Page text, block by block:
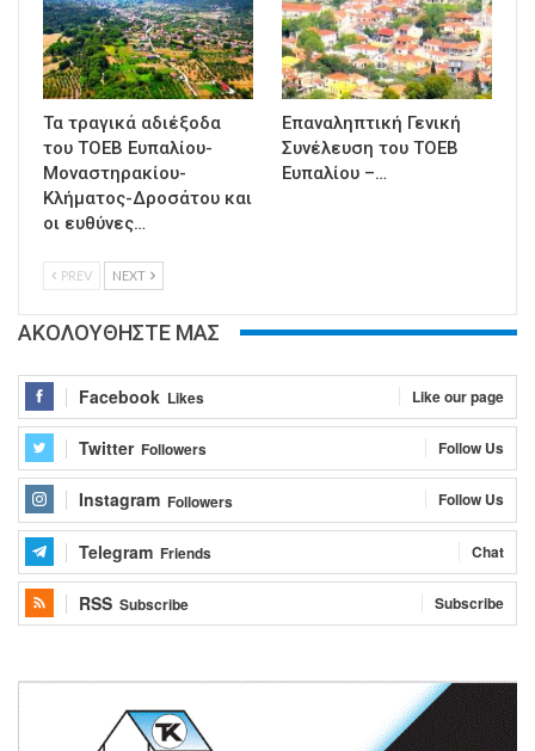
Τα τραγικά αδιέξοδα
του ΤΟΕΒ Ευπαλίου-
Μοναστηρακίου-
Κλήματος-Δροσάτου και
οι ευθύνες…
Επαναληπτική Γενική
Συνέλευση του ΤΟΕΒ
Ευπαλίου –…
PREV NEXT
ΑΚΟΛΟΥΘΗΣΤΕ ΜΑΣ
Facebook Likes Like our page
Twitter Followers Follow Us
Instagram Followers Follow Us
Telegram Friends Chat
RSS Subscribe Subscribe